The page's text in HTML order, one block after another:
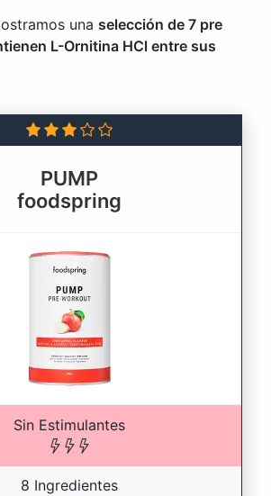
una selección de 7 pre
L-Ornitina HCl entre sus
PUMP
foodspring
Sin Estimulantes
8 Ingredientes